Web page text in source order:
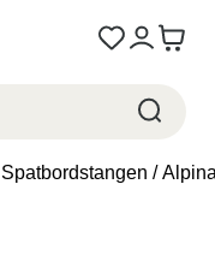
Spatbordstangen /